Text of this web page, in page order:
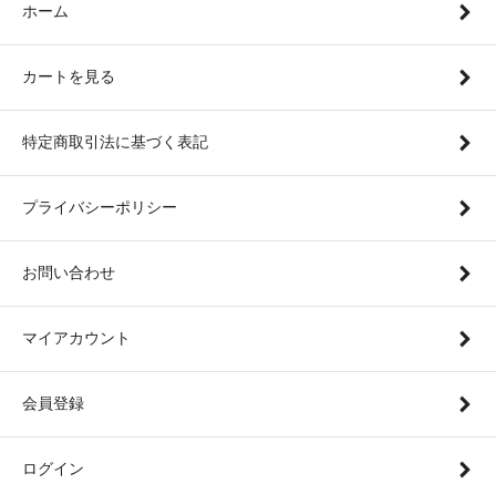
ホーム
カートを見る
特定商取引法に基づく表記
プライバシーポリシー
お問い合わせ
マイアカウント
会員登録
ログイン